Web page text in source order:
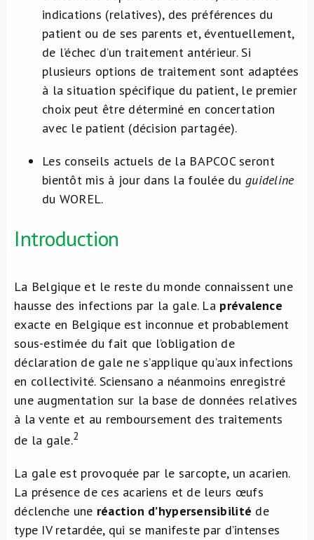
indications (relatives), des préférences du
patient ou de ses parents et, éventuellement,
de l’échec d’un traitement antérieur. Si
plusieurs options de traitement sont adaptées
à la situation spécifique du patient, le premier
choix peut être déterminé en concertation
avec le patient (décision partagée).
Les conseils actuels de la BAPCOC seront
bientôt mis à jour dans la foulée du guideline
du WOREL.
Introduction
La Belgique et le reste du monde connaissent une
hausse des infections par la gale. La prévalence
exacte en Belgique est inconnue et probablement
sous-estimée du fait que l’obligation de
déclaration de gale ne s’applique qu’aux infections
en collectivité. Sciensano a néanmoins enregistré
une augmentation sur la base de données relatives
à la vente et au remboursement des traitements
de la gale.2
La gale est provoquée par le sarcopte, un acarien.
La présence de ces acariens et de leurs œufs
déclenche une réaction d’hypersensibilité de
type IV retardée, qui se manifeste par d’intenses